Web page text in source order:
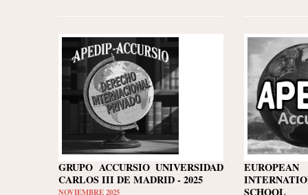
GRUPO ACCURSIO UNIVERSIDAD
CARLOS III DE MADRID - 2025
NOVIEMBRE 2025
SCHOOL